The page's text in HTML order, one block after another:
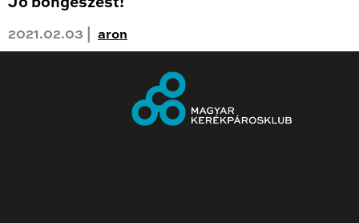
2021.02.03 | aron